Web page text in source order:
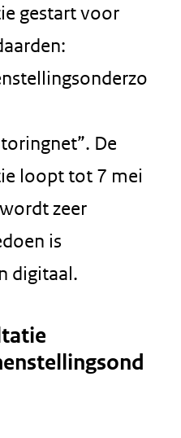
gestart voor
De
loopt tot 7 mei
zeer
is
digitaal.